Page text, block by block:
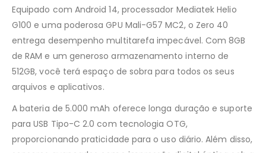
Equipado com Android 14, processador Mediatek Helio
G100 e uma poderosa GPU Mali-G57 MC2, o Zero 40
entrega desempenho multitarefa impecável. Com 8GB
de RAM e um generoso armazenamento interno de
512GB, você terá espaço de sobra para todos os seus
arquivos e aplicativos.
A bateria de 5.000 mAh oferece longa duração e suporte
para USB Tipo-C 2.0 com tecnologia OTG,
proporcionando praticidade para o uso diário. Além disso,